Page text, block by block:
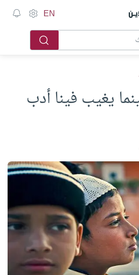
EN
يغيب فينا أدب